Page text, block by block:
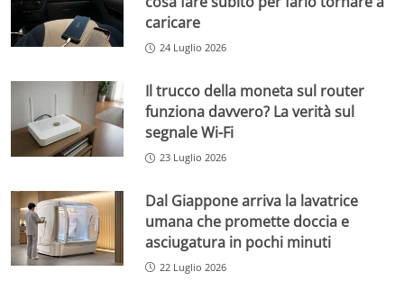
caricare
24 Luglio 2026
Il trucco della moneta sul router
funziona davvero? La verità sul
segnale Wi-Fi
23 Luglio 2026
Dal Giappone arriva la lavatrice
umana che promette doccia e
asciugatura in pochi minuti
22 Luglio 2026